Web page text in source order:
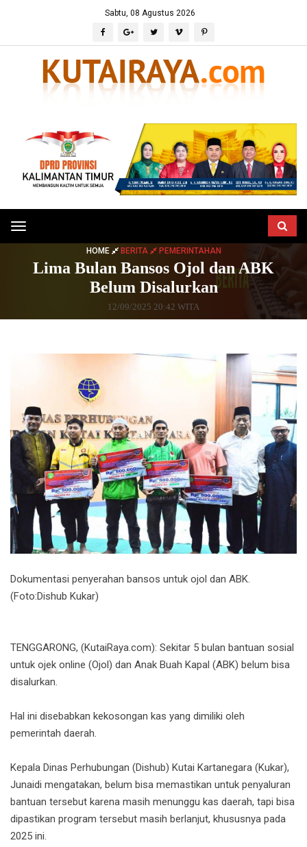
Sabtu, 08 Agustus 2026
Toggle
navigation
HOME BERITA PEMERINTAHAN
Lima Bulan Bansos Ojol dan ABK
Belum Disalurkan
12/09/2025 20:42 WITA
Dokumentasi penyerahan bansos untuk ojol dan ABK.
(Foto:Dishub Kukar)
TENGGARONG, (KutaiRaya.com): Sekitar 5 bulan bantuan sosial
untuk ojek online (Ojol) dan Anak Buah Kapal (ABK) belum bisa
disalurkan.
Hal ini disebabkan kekosongan kas yang dimiliki oleh
pemerintah daerah.
Kepala Dinas Perhubungan (Dishub) Kutai Kartanegara (Kukar),
Junaidi mengatakan, belum bisa memastikan untuk penyaluran
bantuan tersebut karena masih menunggu kas daerah, tapi bisa
dipastikan program tersebut masih berlanjut, khususnya pada
2025 ini.